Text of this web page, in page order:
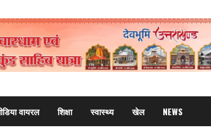
वायरल शिक्षा स्वास्थ्य खेल NEWS